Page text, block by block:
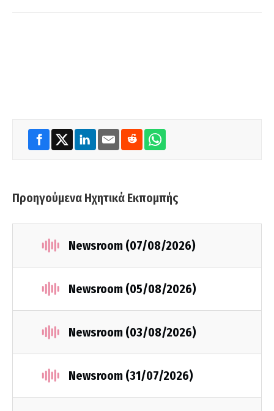
Προηγούμενα Ηχητικά Εκπομπής
Newsroom (07/08/2026)
Newsroom (05/08/2026)
Newsroom (03/08/2026)
Newsroom (31/07/2026)